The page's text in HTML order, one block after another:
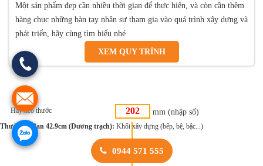
Một sản phẩm đẹp cần nhiều thời gian để thực hiện, và còn cần thêm
hàng chục những bàn tay nhân sự tham gia vào quá trình xây dựng và
phát triển, hãy cùng tìm hiểu nhé
XEM QUY TRÌNH
mm (nhập số)
Hãy kéo thước
Thước Lỗ Ban 42.9cm (Dương trạch): Khối xây dựng (bếp, bệ, bậc...)
0944 571 555